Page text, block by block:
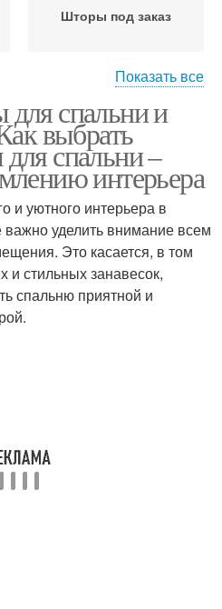
Шторы под заказ
Показать все
спальни и
выбрать
спальни –
интерьера
и уютного интерьера в
уделить внимание всем
Это касается, в том
и стильных занавесок,
спальню приятной и